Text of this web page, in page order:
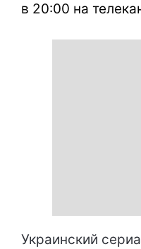
в 20:00 на
Украинский